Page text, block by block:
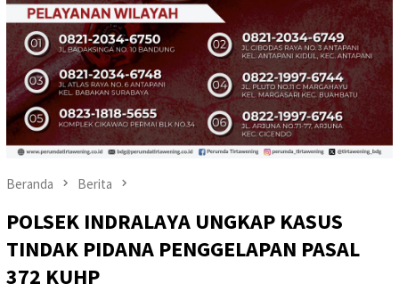
Beranda Berita
POLSEK INDRALAYA UNGKAP KASUS
TINDAK PIDANA PENGGELAPAN PASAL
372 KUHP